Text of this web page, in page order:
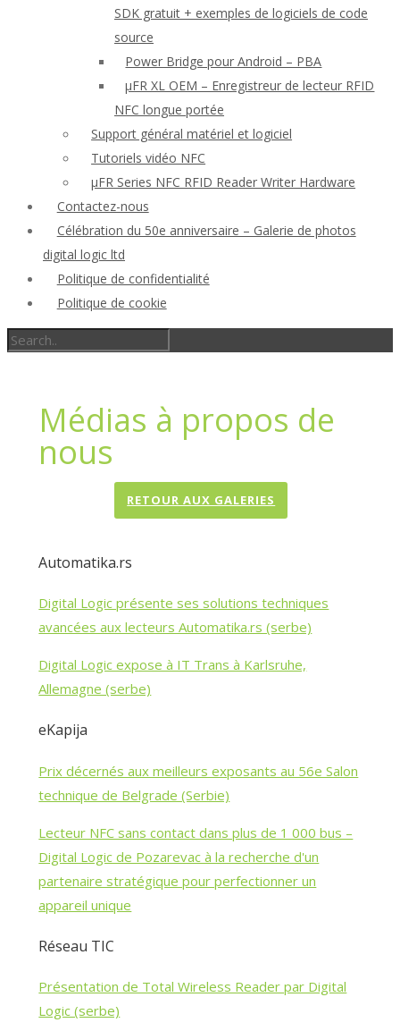
SDK gratuit + exemples de logiciels de code
source
Power Bridge pour Android – PBA
μFR XL OEM – Enregistreur de lecteur RFID
NFC longue portée
Support général matériel et logiciel
Tutoriels vidéo NFC
μFR Series NFC RFID Reader Writer Hardware
Contactez-nous
Célébration du 50e anniversaire – Galerie de photos
digital logic ltd
Politique de confidentialité
Politique de cookie
Médias à propos de
nous
RETOUR AUX GALERIES
Automatika.rs
Digital Logic présente ses solutions techniques
avancées aux lecteurs Automatika.rs (serbe)
Digital Logic expose à IT Trans à Karlsruhe,
Allemagne (serbe)
eKapija
Prix décernés aux meilleurs exposants au 56e Salon
technique de Belgrade (Serbie)
Lecteur NFC sans contact dans plus de 1 000 bus –
Digital Logic de Pozarevac à la recherche d'un
partenaire stratégique pour perfectionner un
appareil unique
Réseau TIC
Présentation de Total Wireless Reader par Digital
Logic (serbe)